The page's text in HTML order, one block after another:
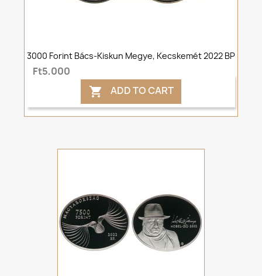
3000 Forint Bács-Kiskun Megye, Kecskemét 2022 BP
Ft5,000
 ADD TO CART